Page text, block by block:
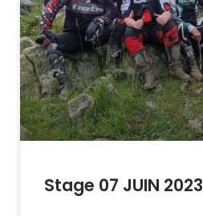
Stage 07 JUIN 2023